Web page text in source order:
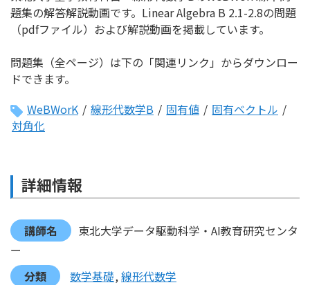
題集の解答解説動画です。Linear Algebra B 2.1-2.8の問題
（pdfファイル）および解説動画を掲載しています。
問題集（全ページ）は下の「関連リンク」からダウンロー
ドできます。
WeBWorK / 線形代数学B / 固有値 / 固有ベクトル /
対角化
詳細情報
講師名
東北大学データ駆動科学・AI教育研究センタ
ー
分類
数学基礎 線形代数学